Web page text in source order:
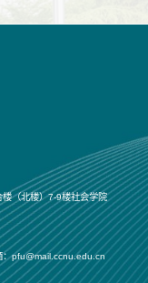
（北楼）7-9楼社会学院
pfu@mail.ccnu.edu.cn